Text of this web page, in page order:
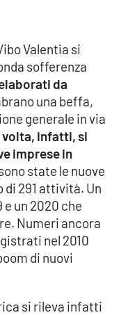
Valentia si
sofferenza
da
una beffa,
generale in via
volta, infatti, si
imprese in
state le nuove
di 291 attività. Un
e un 2020 che
Numeri ancora
nel 2010
di nuovi
si rileva infatti